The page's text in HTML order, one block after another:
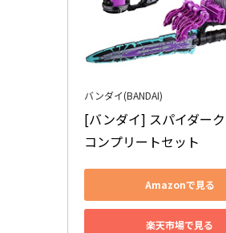
バンダイ(BANDAI)
[バンダイ] スパイダー
コンプリートセット
Amazonで見る
楽天市場で見る